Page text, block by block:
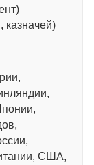
США,